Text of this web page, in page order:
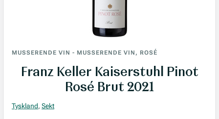
MUSSERENDE VIN - MUSSERENDE VIN, ROSÉ
Franz Keller Kaiserstuhl Pinot
Rosé Brut 2021
Tyskland, Sekt